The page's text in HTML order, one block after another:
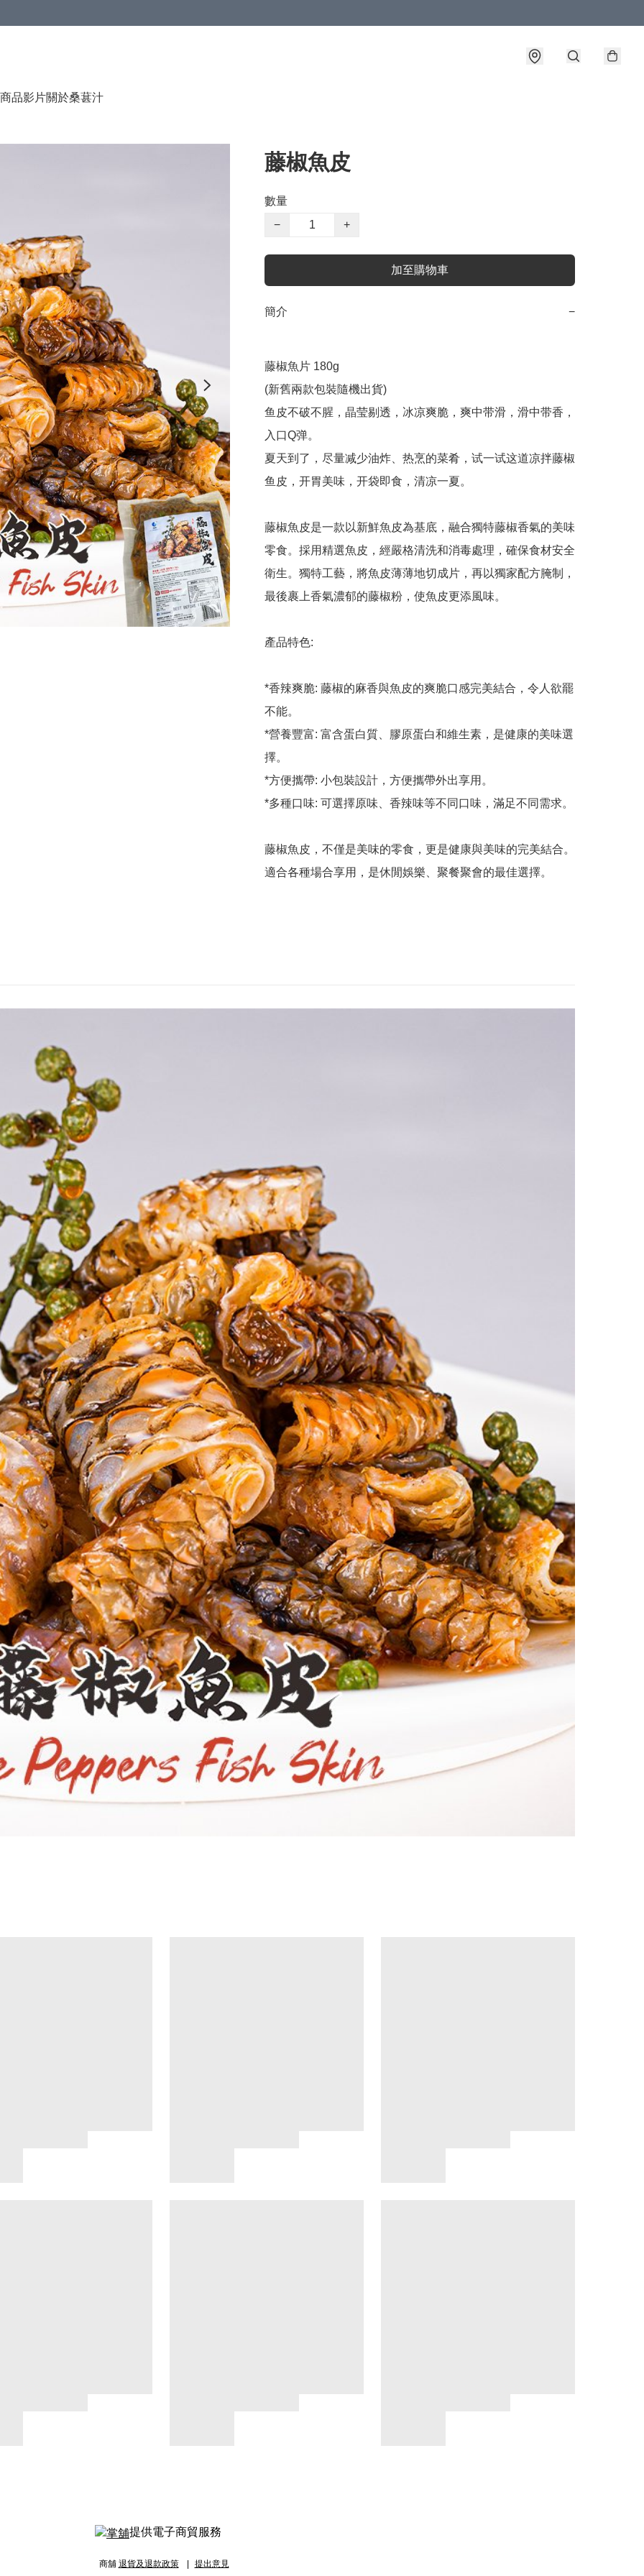
商品影片關於桑葚汁
藤椒魚皮
數量
−
+
加至購物車
簡介 −
藤椒魚片 180g
(新舊兩款包裝隨機出貨)
鱼皮不破不腥，晶莹剔透，冰凉爽脆，爽中带滑，滑中带香，
入口Q弹。
夏天到了，尽量减少油炸、热烹的菜肴，试一试这道凉拌藤椒
鱼皮，开胃美味，开袋即食，清凉一夏。
藤椒魚皮是一款以新鮮魚皮為基底，融合獨特藤椒香氣的美味
零食。採用精選魚皮，經嚴格清洗和消毒處理，確保食材安全
衛生。獨特工藝，將魚皮薄薄地切成片，再以獨家配方腌制，
最後裹上香氣濃郁的藤椒粉，使魚皮更添風味。
產品特色:
*香辣爽脆: 藤椒的麻香與魚皮的爽脆口感完美結合，令人欲罷
不能。
*營養豐富: 富含蛋白質、膠原蛋白和維生素，是健康的美味選
擇。
*方便攜帶: 小包裝設計，方便攜帶外出享用。
*多種口味: 可選擇原味、香辣味等不同口味，滿足不同需求。
藤椒魚皮，不僅是美味的零食，更是健康與美味的完美結合。
提供電子商貿服務
商舖 退貨及退款政策 提出意見